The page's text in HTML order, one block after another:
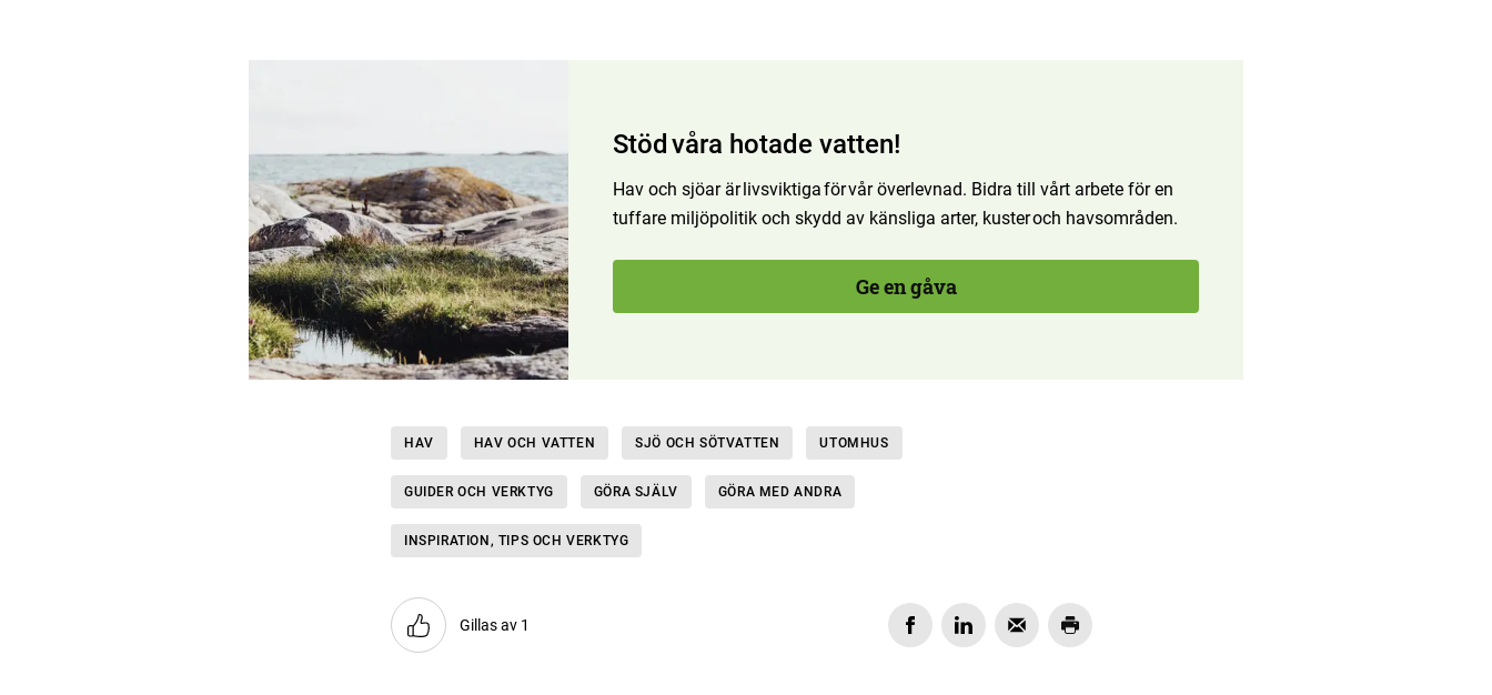
Stöd våra hotade vatten!
Hav och sjöar är livsviktiga för vår överlevnad. Bidra till vårt arbete för en
tuffare miljöpolitik och skydd av känsliga arter, kuster och havsområden.
Ge en gåva
HAV HAV OCH VATTEN SJÖ OCH SÖTVATTEN UTOMHUS
GUIDER OCH VERKTYG GÖRA SJÄLV GÖRA MED ANDRA
INSPIRATION, TIPS OCH VERKTYG
Gillas av 1